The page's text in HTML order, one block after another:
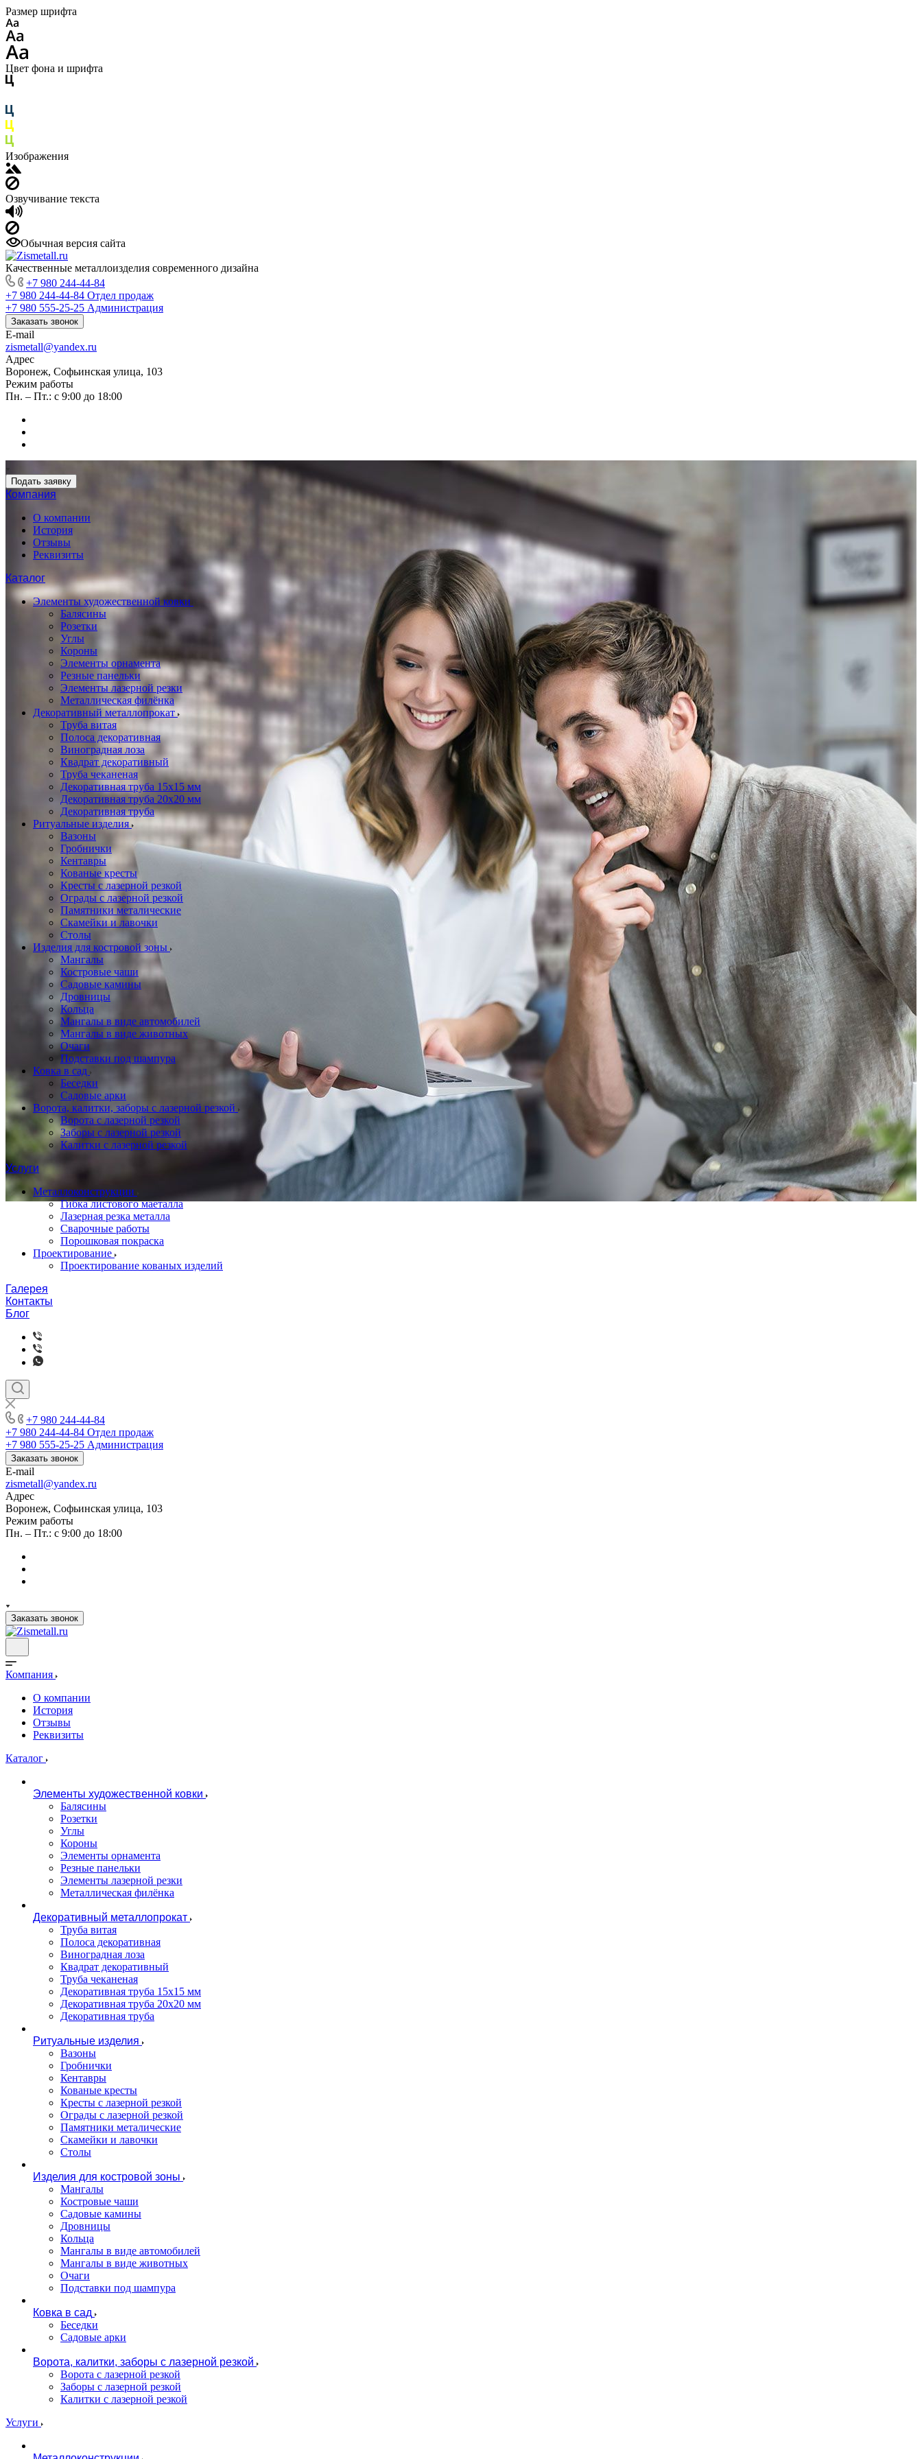
Размер шрифта
Цвет фона и шрифта
Изображения
Озвучивание текста
Обычная версия сайта
Качественные металлоизделия современного дизайна
+7 980 244-44-84
+7 980 244-44-84 Отдел продаж
+7 980 555-25-25 Администрация
Заказать звонок
E-mail
zismetall@yandex.ru
Адрес
Воронеж, Софьинская улица, 103
Режим работы
Пн. – Пт.: с 9:00 до 18:00
Подать заявку
Компания
О компании
История
Отзывы
Реквизиты
Каталог
Элементы художественной ковки
Балясины
Розетки
Углы
Короны
Элементы орнамента
Резные панельки
Элементы лазерной резки
Металлическая филёнка
Декоративный металлопрокат
Труба витая
Полоса декоративная
Виноградная лоза
Квадрат декоративный
Труба чеканеная
Декоративная труба 15х15 мм
Декоративная труба 20х20 мм
Декоративная труба
Ритуальные изделия
Вазоны
Гробнички
Кентавры
Кованые кресты
Кресты с лазерной резкой
Ограды с лазерной резкой
Памятники металические
Скамейки и лавочки
Столы
Изделия для костровой зоны
Мангалы
Костровые чаши
Садовые камины
Дровницы
Кольца
Мангалы в виде автомобилей
Мангалы в виде животных
Очаги
Подставки под шампура
Ковка в сад
Беседки
Садовые арки
Ворота, калитки, заборы с лазерной резкой
Ворота с лазерной резкой
Заборы с лазерной резкой
Калитки с лазерной резкой
Услуги
Металлоконструкции
Гибка листового маеталла
Лазерная резка металла
Сварочные работы
Порошковая покраска
Проектирование
Проектирование кованых изделий
Галерея
Контакты
Блог
+7 980 244-44-84
+7 980 244-44-84 Отдел продаж
+7 980 555-25-25 Администрация
Заказать звонок
E-mail
zismetall@yandex.ru
Адрес
Воронеж, Софьинская улица, 103
Режим работы
Пн. – Пт.: с 9:00 до 18:00
Заказать звонок
Компания
О компании
История
Отзывы
Реквизиты
Каталог
Элементы художественной ковки
Балясины
Розетки
Углы
Короны
Элементы орнамента
Резные панельки
Элементы лазерной резки
Металлическая филёнка
Декоративный металлопрокат
Труба витая
Полоса декоративная
Виноградная лоза
Квадрат декоративный
Труба чеканеная
Декоративная труба 15х15 мм
Декоративная труба 20х20 мм
Декоративная труба
Ритуальные изделия
Вазоны
Гробнички
Кентавры
Кованые кресты
Кресты с лазерной резкой
Ограды с лазерной резкой
Памятники металические
Скамейки и лавочки
Столы
Изделия для костровой зоны
Мангалы
Костровые чаши
Садовые камины
Дровницы
Кольца
Мангалы в виде автомобилей
Мангалы в виде животных
Очаги
Подставки под шампура
Ковка в сад
Беседки
Садовые арки
Ворота, калитки, заборы с лазерной резкой
Ворота с лазерной резкой
Заборы с лазерной резкой
Калитки с лазерной резкой
Услуги